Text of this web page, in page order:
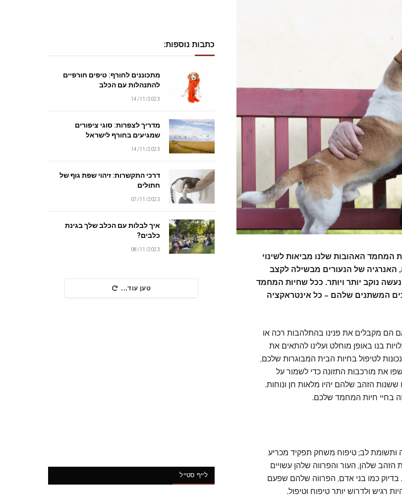
המחמד האהובות שלנו מביאות לשינוי
האנרגיה של הנעורים מבשילה לקצב
נוקב יותר ויותר. ככל שחיות המחמד
המשתנים שלהם – כל אינטראקציה
הם מקבלים את פנינו בהתלהבות רכה או
בנו באופן מוחלט ועלינו להתאים את
לטיפול בחיות הבית המבוגרות שלכם,
את מורכבות התזונה כדי לשמור על
ששנות הזהב שלהם יהיו מלאות חן ונוחות.
בחיי חיות המחמד שלכם.
ותשומת לב; טיפוח משחק תפקיד מכריע
שלהן, העור והפרווה שלהן עשויים
בדיוק כמו בני אדם, הפרווה שלהם שפעם
רגיש ולדרוש יותר טיפוח וטיפול.
כתבות נוספות:
מתכוננים לחורף: טיפים חורפיים
להתנהלות עם הכלב
14/11/2023
מדריך לצפרות: סוגי ציפורים
שמגיעים בחורף לישראל
14/11/2023
דרכי התקשרות: זיהוי שפת גוף של
חתולים
07/11/2023
איך לבלות עם הכלב שלך בגינת
כלבים?
08/11/2023
טען עוד...
לייף סטייל